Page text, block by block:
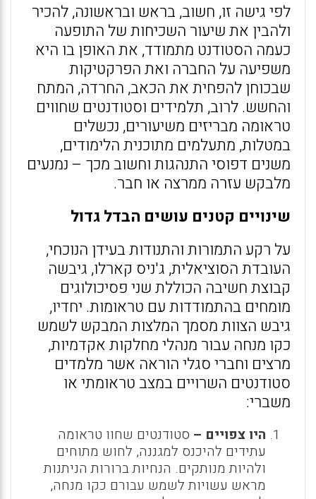
לפי גישה זו, חשוב, בראש ובראשונה, להכיר
ולהבין את שיעור השכיחות של התופעה
כעמה הסטודנט מתמודד, את האופן בו היא
משפיעה על החברה ואת הפרקטיקות
שבכוחן להפחית את הכאב, החרדה, המתח
והחשש. לרוב, תלמידים וסטודנטים שחווים
טראומה מבריזים משיעורים, נכשלים
במטלות, מתעלמים מתוכנית הלימודים,
משנים דפוסי התנהגות וחשוב מכך – נמנעים
מלבקש עזרה ממרצה או חבר.
שינויים קטנים עושים הבדל גדול
על רקע התמורות והתנודות בעידן הנוכחי,
העובדת הסוציאלית, ג'ניס קארלו, גיבשה
קבוצת חשיבה הכוללת שני פסיכולוגים
מומחים בהתמודדות עם טראומות. יחדיו,
גיבש הצוות מסמך המלצות המבקש לשמש
כקו מנחה עבור מנהלי מחלקות אקדמיות,
מרצים וחברי סגלי הוראה אשר מלמדים
סטודנטים השרויים במצב טראומתי או
משברי:
היו צפויים – סטודנטים שחוו טראומה
עתידים להיכנס למגננה, לחוש מתוחים
ולהיות מנותקים. הנחיות ברורות הניתנות
מראש עשויות לשמש עבורם כקו מנחה,